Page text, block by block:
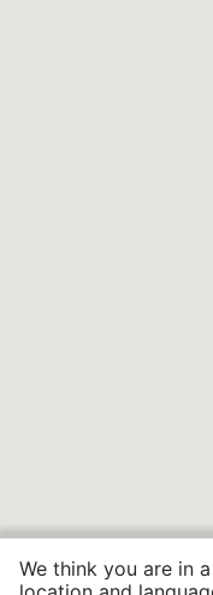
We think you are in